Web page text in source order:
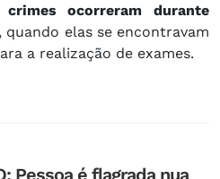
ocorreram durante
, quando elas se encontravam
a realização de exames.
Pessoa é flagrada nua